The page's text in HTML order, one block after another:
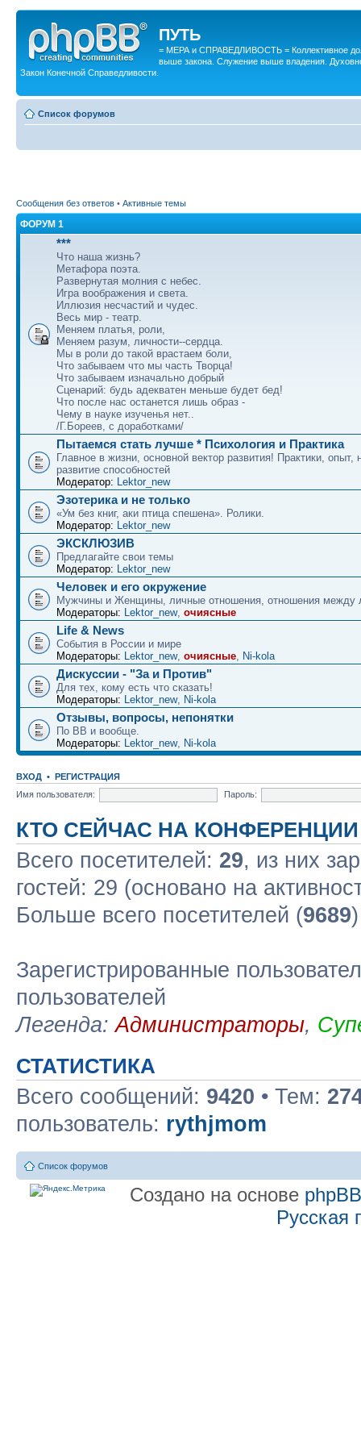
ПУТЬ
= МЕРА и СПРАВЕДЛИВОСТЬ = Коллективное
выше закона. Служение выше владения.
Закон Конечной Справедливости.
Список форумов
Сообщения без ответов • Активные темы
ФОРУМ 1
***
Что наша жизнь?
Метафора поэта.
Развернутая молния с небес.
Игра воображения и света.
Иллюзия несчастий и чудес.
Весь мир - театр.
Меняем платья, роли,
Меняем разум, личности--сердца.
Мы в роли до такой врастаем боли,
Что забываем что мы часть Творца!
Что забываем изначально добрый
Сценарий: будь адекватен меньше будет бед!
Что после нас останется лишь образ -
Чему в науке изученья нет..
/Г.Бореев, с доработками/
Пытаемся стать лучше * Психология и Практика
Главное в жизни, основной вектор развития! Практики, опыт,
развитие способностей
Модератор: Lektor_new
Эзотерика и не только
«Ум без книг, аки птица спешена». Ролики.
Модератор: Lektor_new
ЭКСКЛЮЗИВ
Предлагайте свои темы
Модератор: Lektor_new
Человек и его окружение
Мужчины и Женщины, личные отношения, отношения между
Модераторы: Lektor_new, очиясные
Life & News
События в России и мире
Модераторы: Lektor_new, очиясные, Ni-kola
Дискуссии - "За и Против"
Для тех, кому есть что сказать!
Модераторы: Lektor_new, Ni-kola
Отзывы, вопросы, непонятки
По ВВ и вообще.
Модераторы: Lektor_new, Ni-kola
ВХОД • РЕГИСТРАЦИЯ
Имя пользователя:
Пароль:
КТО СЕЙЧАС НА КОНФЕРЕНЦИИ
Всего посетителей: 29, из них
гостей: 29 (основано на
Больше всего посетителей (9689
Зарегистрированные
пользователей
Легенда:Администраторы,
СТАТИСТИКА
Всего сообщений: 9420 • Тем:
пользователь: rythjmom
Список форумов
Создано на основе phpBB
Русская